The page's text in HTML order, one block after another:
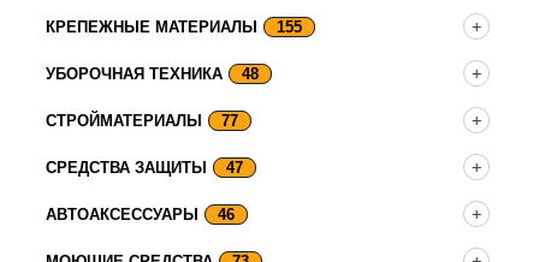
КРЕПЕЖНЫЕ МАТЕРИАЛЫ 155
УБОРОЧНАЯ ТЕХНИКА 48
СТРОЙМАТЕРИАЛЫ 77
СРЕДСТВА ЗАЩИТЫ 47
АВТОАКСЕССУАРЫ 46